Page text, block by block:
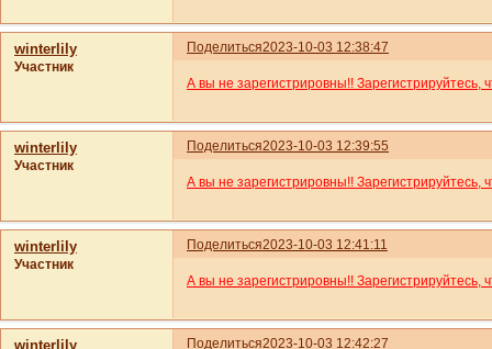
Поделиться2023-10-03 12:38:47
winterlily
Участник
А вы не зарегистрировны!! Зарегистрируйтесь,
Поделиться2023-10-03 12:39:55
winterlily
Участник
А вы не зарегистрировны!! Зарегистрируйтесь,
Поделиться2023-10-03 12:41:11
winterlily
Участник
А вы не зарегистрировны!! Зарегистрируйтесь,
Поделиться2023-10-03 12:42:27
winterlily